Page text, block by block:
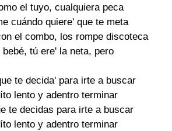
el tuyo, cualquiera peca
cuándo quiere' que te meta
el combo, los rompe discoteca
bebé, tú ere' la neta, pero
te decida' para irte a buscar
lento y adentro terminar
te decidas para irte a buscar
lento y adentro terminar